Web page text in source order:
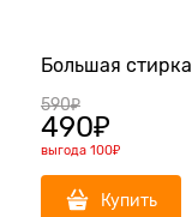
Большая стирка
590₽
490₽
выгода 100₽
Купить